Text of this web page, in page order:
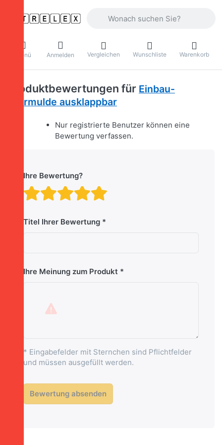
Menü Anmelden Vergleichen Wunschliste Warenkorb
Produktbewertungen für Einbau-
Zurrmulde ausklappbar
Nur registrierte Benutzer können eine
Bewertung verfassen.
Ihre Bewertung?
Bewertung: 4 von
Bewertung: 3 von 5
Bewertung: 2 von 5
Bewertung: 1 von 5
Titel Ihrer Bewertung
Ihre Meinung zum Produkt
* Eingabefelder mit Sternchen sind Pflichtfelder
und müssen ausgefüllt werden.
Bewertung absenden